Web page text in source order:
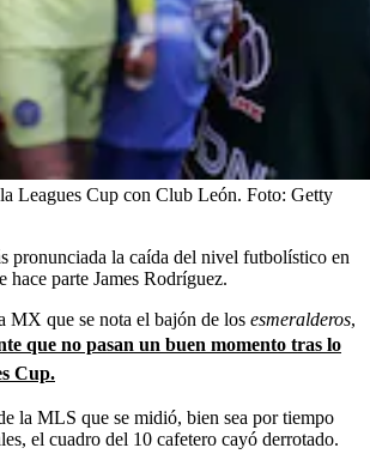
Leagues Cup con Club León. Foto: Getty
pronunciada la caída del nivel futbolístico en
parte James Rodríguez.
MX que se nota el bajón de los esmeralderos,
que no pasan un buen momento tras lo
Cup.
la MLS que se midió, bien sea por tiempo
el cuadro del 10 cafetero cayó derrotado.